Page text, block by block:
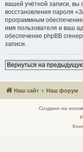
вашей учётной записи, вы
восстановления пароля
программным
имя пользователя и ваш
обеспечение phpBB
записи.
Вернуться на
Наш сайт Наш форум
Создано на